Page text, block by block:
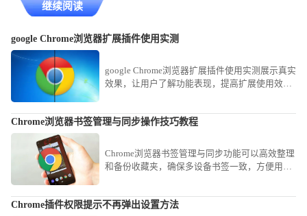
继续阅读
google Chrome浏览器扩展插件使用实测
google Chrome浏览器扩展插件使用实测展示真实
效果，让用户了解功能表现，提高扩展使用效
Chrome浏览器书签管理与同步操作技巧教程
Chrome浏览器书签管理与同步功能可以高效整理
和备份收藏夹，确保多设备书签一致，方便用户
Chrome插件权限提示不再弹出设置方法